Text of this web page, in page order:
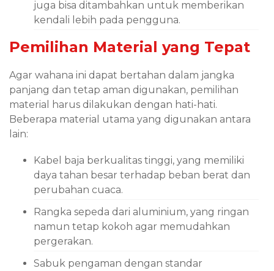
juga bisa ditambahkan untuk memberikan
kendali lebih pada pengguna.
Pemilihan Material yang Tepat
Agar wahana ini dapat bertahan dalam jangka
panjang dan tetap aman digunakan, pemilihan
material harus dilakukan dengan hati-hati.
Beberapa material utama yang digunakan antara
lain:
Kabel baja berkualitas tinggi, yang memiliki
daya tahan besar terhadap beban berat dan
perubahan cuaca.
Rangka sepeda dari aluminium, yang ringan
namun tetap kokoh agar memudahkan
pergerakan.
Sabuk pengaman dengan standar